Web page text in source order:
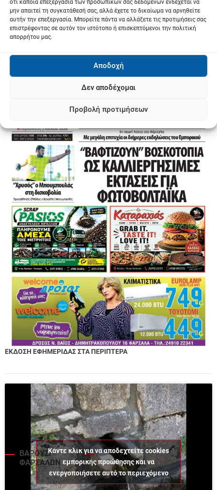
ότι κάποια επεξεργασία των προσωπικών σας δεδομένων ενδέχεται να
μην απαιτεί τη συγκατάθεσή σας, αλλά έχετε το δικαίωμα να αρνηθείτε
αυτήν την επεξεργασία. Μπορείτε πάντα να αλλάξετε τις προτιμήσεις σας
επιστρέφοντας σε αυτόν τον ιστότοπο ή επισκεπτόμενοι την πολιτική
απορρήτου μας.
Αποδοχή
Δεν αποδέχομαι
Προβολή προτιμήσεων
ΕΚΔΟΣΗ ΕΦΗΜΕΡΙΔΑΣ ΣΤΑ ΠΕΡΙΠΤΕΡΑ
ΒΑΡΟΥΣΙ
ΦΑΡΣΑΛΩΝ
Κάντε κλικ για να αποδεχτείτε cookies
εμπορικής προώθησης και να
ενεργοποιήσετε αυτό το περιεχόμενο